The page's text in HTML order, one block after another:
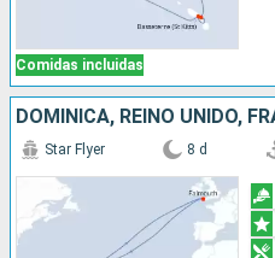
Comidas incluidas
Star Flyer 8 d